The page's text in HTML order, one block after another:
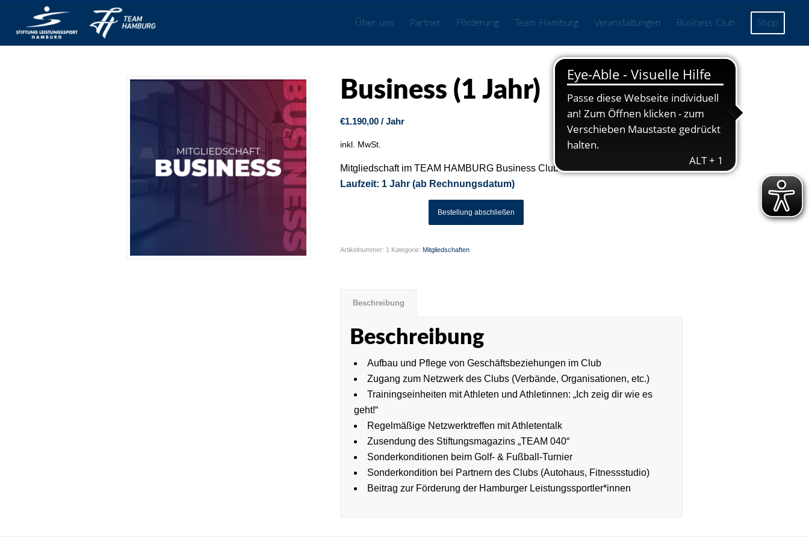
Über uns Partner Förderung Team Hamburg Veranstaltungen Business Club Shop
Business (1 Jahr)
€1.190,00 / Jahr
inkl. MwSt.
Mitgliedschaft im TEAM HAMBURG Business Club.
Laufzeit: 1 Jahr (ab Rechnungsdatum)
Bestellung abschließen
Artikelnummer: 1 Kategorie: Mitgliedschaften
Beschreibung
Beschreibung
Aufbau und Pflege von Geschäftsbeziehungen im Club
Zugang zum Netzwerk des Clubs (Verbände, Organisationen, etc.)
Trainingseinheiten mit Athleten und Athletinnen: „Ich zeig dir wie es
geht!“
Regelmäßige Netzwerktreffen mit Athletentalk
Zusendung des Stiftungsmagazins „TEAM 040“
Sonderkonditionen beim Golf- & Fußball-Turnier
Sonderkondition bei Partnern des Clubs (Autohaus, Fitnessstudio)
Beitrag zur Förderung der Hamburger Leistungssportler*innen